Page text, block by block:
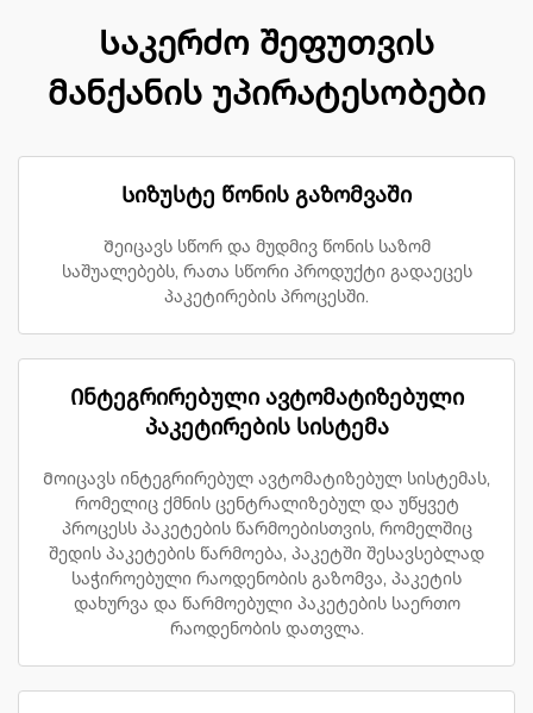
Საკერძო შეფუთვის
მანქანის უპირატესობები
Სიზუსტე წონის გაზომვაში
Შეიცავს სწორ და მუდმივ წონის საზომ
საშუალებებს, რათა სწორი პროდუქტი გადაეცეს
პაკეტირების პროცესში.
Ინტეგრირებული ავტომატიზებული
პაკეტირების სისტემა
Მოიცავს ინტეგრირებულ ავტომატიზებულ სისტემას,
რომელიც ქმნის ცენტრალიზებულ და უწყვეტ
პროცესს პაკეტების წარმოებისთვის, რომელშიც
შედის პაკეტების წარმოება, პაკეტში შესავსებლად
საჭიროებული რაოდენობის გაზომვა, პაკეტის
დახურვა და წარმოებული პაკეტების საერთო
რაოდენობის დათვლა.